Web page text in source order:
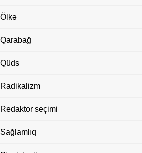
Ölkə
Qarabağ
Qüds
Radikalizm
Redaktor seçimi
Sağlamlıq